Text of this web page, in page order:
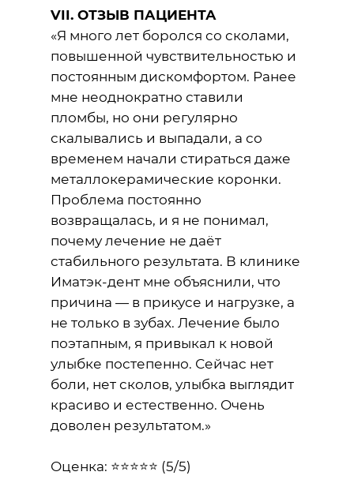
VII. ОТЗЫВ ПАЦИЕНТА
«Я много лет боролся со сколами,
повышенной чувствительностью и
постоянным дискомфортом. Ранее
мне неоднократно ставили
пломбы, но они регулярно
скалывались и выпадали, а со
временем начали стираться даже
металлокерамические коронки.
Проблема постоянно
возвращалась, и я не понимал,
почему лечение не даёт
стабильного результата. В клинике
Иматэк-дент мне объяснили, что
причина — в прикусе и нагрузке, а
не только в зубах. Лечение было
поэтапным, я привыкал к новой
улыбке постепенно. Сейчас нет
боли, нет сколов, улыбка выглядит
красиво и естественно. Очень
доволен результатом.»
Оценка: ⭐⭐⭐⭐⭐ (5/5)